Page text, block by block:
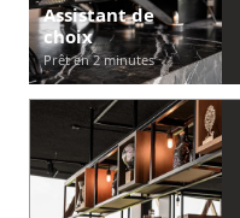
Assistant de
choix
Prêt en 2 minutes